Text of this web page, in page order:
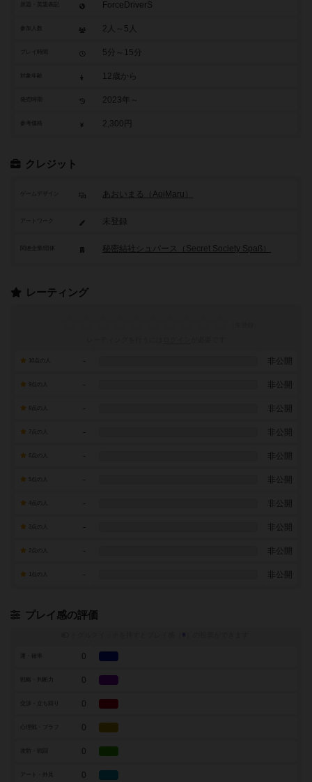
ForceDriverS
参加人数 2人～5人
5分～15分
12歳から
2023年～
参考価格 2,300円
クレジット
ゲームデザイン あおいまる（AoiMaru）
アートワーク 未登録
秘密結社シュパース（Secret Society Spaß）
レーティング
- 非公開
- 非公開
- 非公開
7点の人 - 非公開
- 非公開
- 非公開
- 非公開
- 非公開
- 非公開
- 非公開
プレイ感の評価
※
0
戦略・判断力 0
0
0
0
アート・外見 0